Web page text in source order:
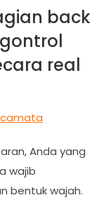
back
real
Anda yang
wajib
bentuk wajah.